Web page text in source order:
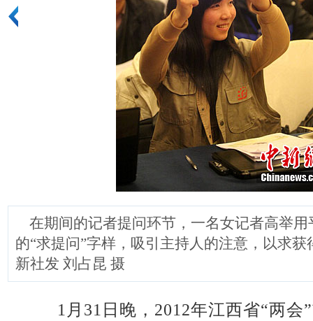
在期间的记者提问环节，一名女记者高举用
的“求提问”字样，吸引主持人的注意，以求
新社发 刘占昆 摄
1月31日晚，2012年江西省“两会”